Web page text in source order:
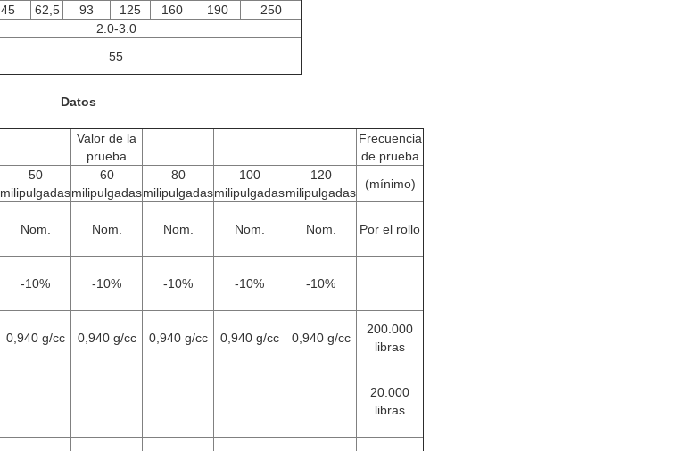
45 62,5 93 125 160 190
250
2.0-3.0
55
Datos
Valor de la
prueba
Frecuencia
de prueba
50
milipulgadas
60
milipulgadas
80
milipulgadas
100
milipulgadas
120
milipulgadas
(mínimo)
Nom. Nom. Nom. Nom. Nom. Por el rollo
-10% -10% -10% -10% -10%
0,940 g/cc 0,940 g/cc 0,940 g/cc 0,940 g/cc 0,940 g/cc
200.000
libras
20.000
libras